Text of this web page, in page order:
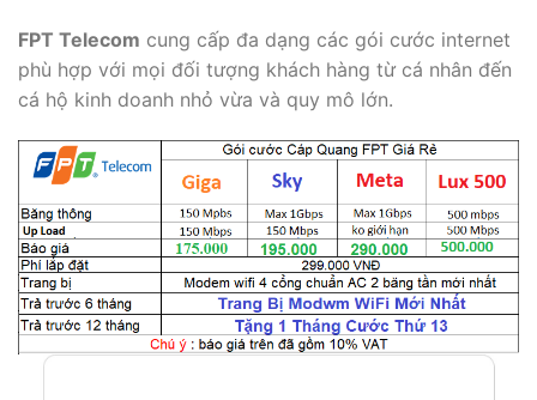
FPT Telecom cung cấp đa dạng các gói cước internet
phù hợp với mọi đối tượng khách hàng từ cá nhân đến
cá hộ kinh doanh nhỏ vừa và quy mô lớn.